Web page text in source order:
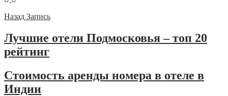
Назад Запись
Лучшие отели Подмосковья – топ 20
рейтинг
Стоимость аренды номера в отеле в
Индии